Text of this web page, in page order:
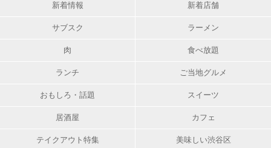
新着情報 新着店舗
サブスク ラーメン
肉 食べ放題
ランチ ご当地グルメ
おもしろ・話題 スイーツ
居酒屋 カフェ
テイクアウト特集 美味しい渋谷区